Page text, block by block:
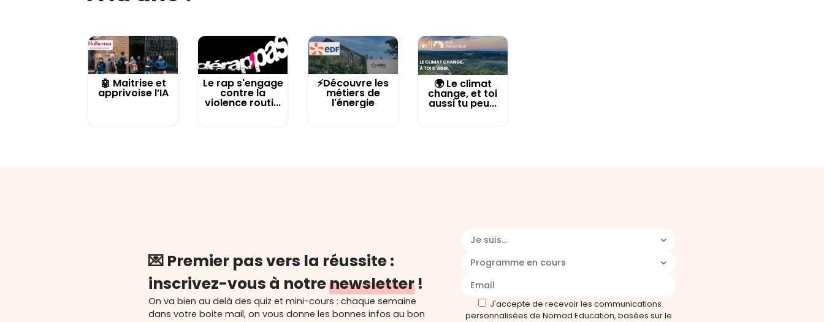
🤖 Maitrise et
apprivoise l’IA
Le rap s'engage
contre la
violence routi...
⚡Découvre les
métiers de
l'énergie
🌍 Le climat
change, et toi
aussi tu peu...
💌 Premier pas vers la réussite :
inscrivez-vous à notrenewsletter !
On va bien au delà des quiz et mini-cours : chaque semaine
dans votre boite mail, on vous donne les bonnes infos au bon
Je suis...
Programme en cours
J'accepte de recevoir les communications
personnalisées de Nomad Education, basées sur le